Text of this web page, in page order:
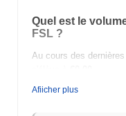
Quel est le
FSL ?
Au cours des
Quel est
Afiicher plus